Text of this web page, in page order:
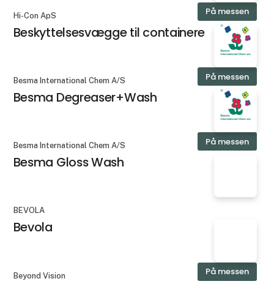
På messen
Hi-Con ApS
Beskyttelsesvægge til containere
På messen
Besma International Chem A/S
Besma Degreaser+Wash
På messen
Besma International Chem A/S
Besma Gloss Wash
BEVOLA
Bevola
På messen
Beyond Vision